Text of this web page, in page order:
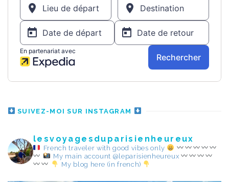
SUIVEZ-MOI SUR INSTAGRAM
lesvoyagesduparisienheureux
French traveler with good vibes only
My main account @leparisienheureux
My blog here (in french)